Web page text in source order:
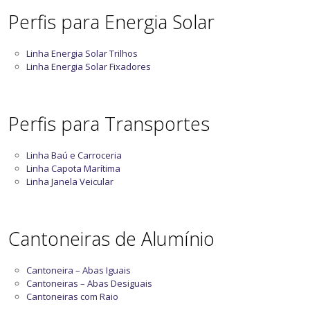
Perfis para Energia Solar
Linha Energia Solar Trilhos
Linha Energia Solar Fixadores
Perfis para Transportes
Linha Baú e Carroceria
Linha Capota Marítima
Linha Janela Veicular
Cantoneiras de Alumínio
Cantoneira – Abas Iguais
Cantoneiras – Abas Desiguais
Cantoneiras com Raio